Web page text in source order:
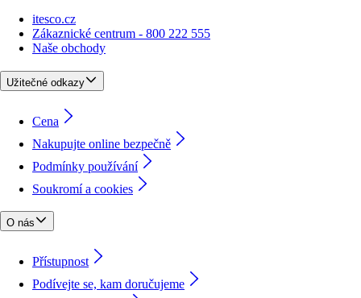
itesco.cz
Zákaznické centrum - 800 222 555
Naše obchody
Užitečné odkazy
Cena
Nakupujte online bezpečně
Podmínky používání
Soukromí a cookies
O nás
Přístupnost
Podívejte se, kam doručujeme